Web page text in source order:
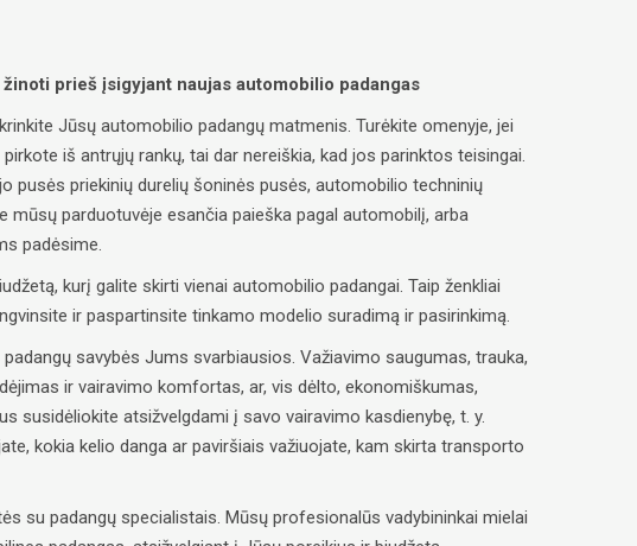
žinoti prieš įsigyjant naujas automobilio padangas
Jūsų automobilio padangų matmenis. Turėkite omenyje, jei
iš antrųjų rankų, tai dar nereiškia, kad jos parinktos teisingai.
pusės priekinių durelių šoninės pusės, automobilio techninių
mūsų parduotuvėje esančia paieška pagal automobilį, arba
padėsime.
kurį galite skirti vienai automobilio padangai. Taip ženkliai
ir paspartinsite tinkamo modelio suradimą ir pasirinkimą.
savybės Jums svarbiausios. Važiavimo saugumas, trauka,
ir vairavimo komfortas, ar, vis dėlto, ekonomiškumas,
susidėliokite atsižvelgdami į savo vairavimo kasdienybę, t. y.
kokia kelio danga ar paviršiais važiuojate, kam skirta transporto
su padangų specialistais. Mūsų profesionalūs vadybininkai mielai